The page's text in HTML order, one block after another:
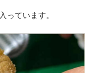
っています。